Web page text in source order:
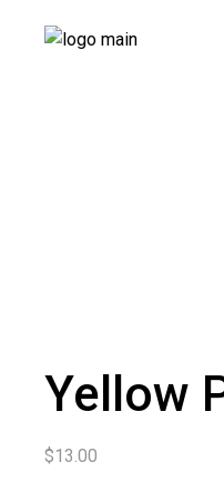
Yellow
$13.00